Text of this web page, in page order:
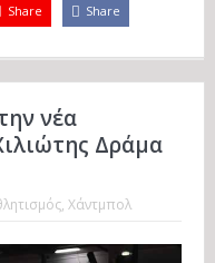
Share Share
νέα
Δράμα
, Χάντμπολ